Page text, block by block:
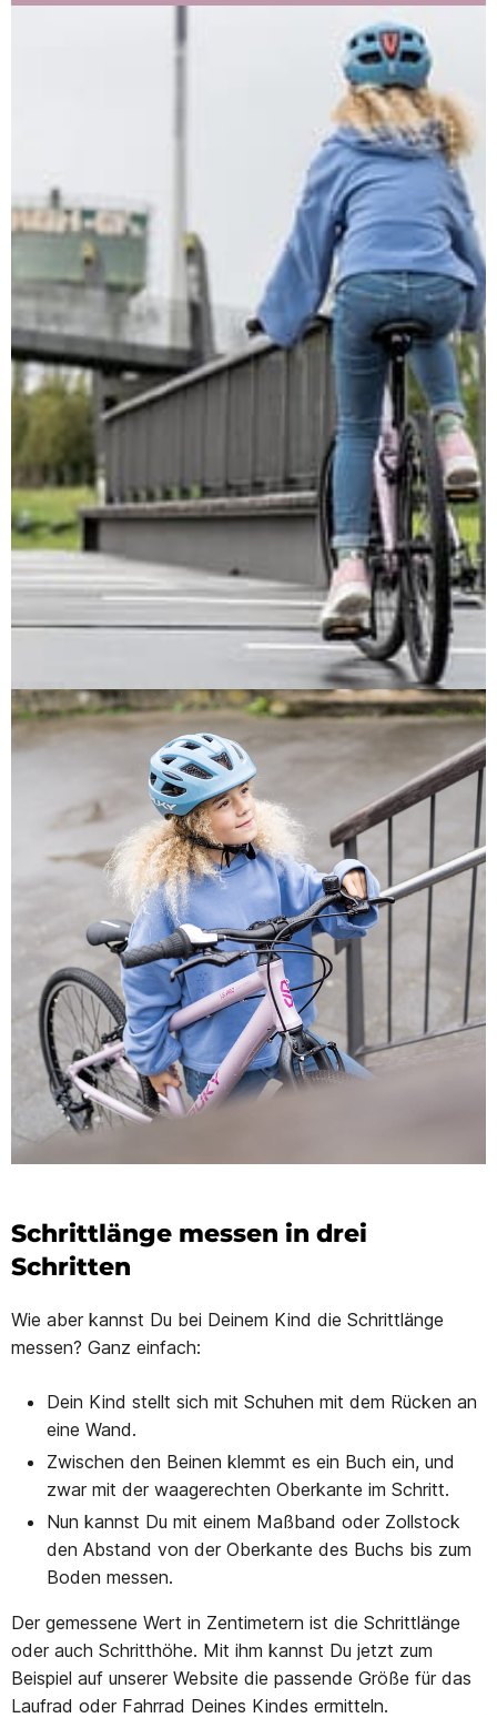
Schrittlänge messen in drei
Schritten
Wie aber kannst Du bei Deinem Kind die Schrittlänge
messen? Ganz einfach:
Dein Kind stellt sich mit Schuhen mit dem Rücken an
eine Wand.
Zwischen den Beinen klemmt es ein Buch ein, und
zwar mit der waagerechten Oberkante im Schritt.
Nun kannst Du mit einem Maßband oder Zollstock
den Abstand von der Oberkante des Buchs bis zum
Boden messen.
Der gemessene Wert in Zentimetern ist die Schrittlänge
oder auch Schritthöhe. Mit ihm kannst Du jetzt zum
Beispiel auf unserer Website die passende Größe für das
Laufrad oder Fahrrad Deines Kindes ermitteln.